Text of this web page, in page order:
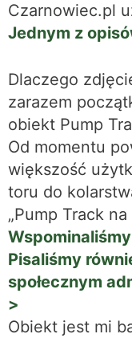
Czarnowiec.pl
Jednym z
Dlaczego
zarazem
obiekt Pump
Od momentu
większość
toru do
„Pump Track
Pisaliśmy
społecznym
>
Obiekt jest mi